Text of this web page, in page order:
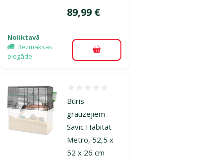
Cena
89,99 €
Noliktavā
Bezmaksas
piegāde
Pievienot grozam
Būris
grauzējiem –
Savic Habitat
Metro, 52,5 x
52 x 26 cm